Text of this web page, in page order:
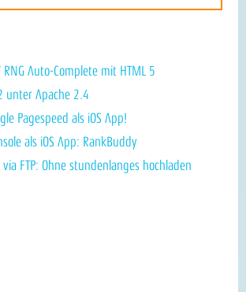
RNG Auto-Complete mit HTML 5
unter Apache 2.4
Pagespeed als iOS App!
als iOS App: RankBuddy
via FTP: Ohne stundenlanges hochladen